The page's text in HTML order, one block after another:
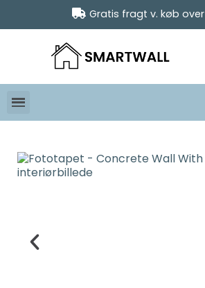
Gratis fragt v. køb over